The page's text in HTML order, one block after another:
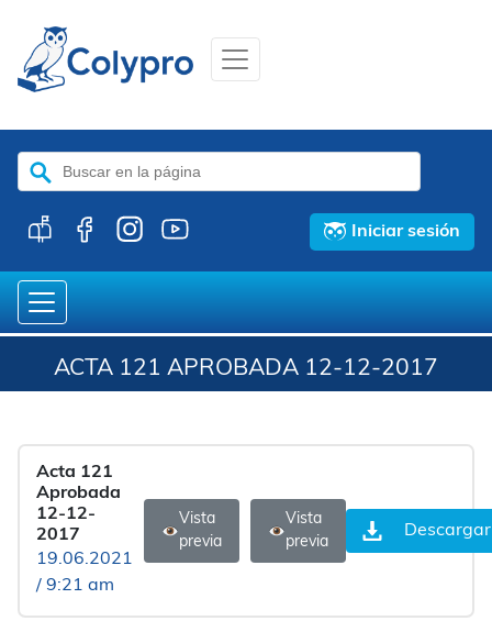
Buscar:
Iniciar sesión
ACTA 121 APROBADA 12-12-2017
Acta 121
Aprobada
12-12-
2017
19.06.2021
/ 9:21 am
Vista
previa
Vista
previa
Descargar